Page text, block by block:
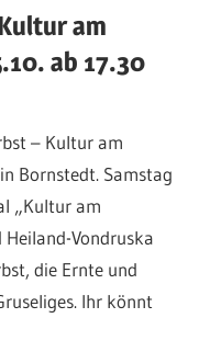
am
ab 17.30
– Kultur am
Bornstedt. Samstag
„Kultur am
Heiland-Vondruska
die Ernte und
Ihr könnt